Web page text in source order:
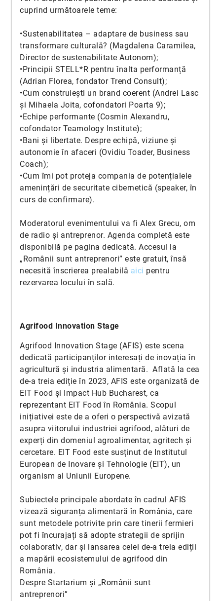
cuprind următoarele teme:
•Sustenabilitatea – adaptare de business sau
transformare culturală? (Magdalena Caramilea,
Director de sustenabilitate Autonom);
•Principii STELL*R pentru înalta performanță
(Adrian Florea, fondator Trend Consult);
•Cum construiești un brand coerent (Andrei Lasc
și Mihaela Joita, cofondatori Poarta 9);
•Echipe performante (Cosmin Alexandru,
cofondator Teamology Institute);
•Bani și libertate. Despre echipă, viziune și
autonomie în afaceri (Ovidiu Toader, Business
Coach);
•Cum îmi pot proteja compania de potențialele
amenințări de securitate cibernetică (speaker, în
curs de confirmare).
Moderatorul evenimentului va fi Alex Grecu, om
de radio și antreprenor. Agenda completă este
disponibilă pe pagina dedicată. Accesul la
„Românii sunt antreprenori” este gratuit, însă
necesită înscrierea prealabilă aici pentru
rezervarea locului în sală.
Agrifood Innovation Stage
Agrifood Innovation Stage (AFIS) este scena
dedicată participanților interesați de inovația în
agricultură și industria alimentară. Aflată la cea
de-a treia ediție în 2023, AFIS este organizată de
EIT Food și Impact Hub Bucharest, ca
reprezentant EIT Food în România. Scopul
inițiativei este de a oferi o perspectivă avizată
asupra viitorului industriei agrifood, alături de
experți din domeniul agroalimentar, agritech și
cercetare. EIT Food este susținut de Institutul
European de Inovare și Tehnologie (EIT), un
organism al Uniunii Europene.
Subiectele principale abordate în cadrul AFIS
vizează siguranța alimentară în România, care
sunt metodele potrivite prin care tinerii fermieri
pot fi încurajați să adopte strategii de sprijin
colaborativ, dar și lansarea celei de-a treia ediții
a mapării ecosistemului de agrifood din
România.
Despre Startarium și „Românii sunt
antreprenori”